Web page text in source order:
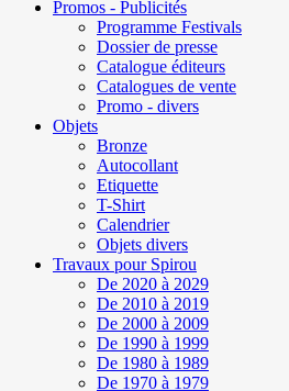
Promos - Publicités
Programme Festivals
Dossier de presse
Catalogue éditeurs
Catalogues de vente
Promo - divers
Objets
Bronze
Autocollant
Etiquette
T-Shirt
Calendrier
Objets divers
Travaux pour Spirou
De 2020 à 2029
De 2010 à 2019
De 2000 à 2009
De 1990 à 1999
De 1980 à 1989
De 1970 à 1979